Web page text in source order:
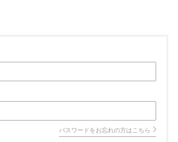
パスワードをお忘れの方はこちら